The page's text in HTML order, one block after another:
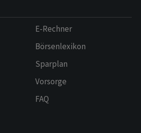
E-Rechner
Börsenlexikon
Sparplan
Vorsorge
FAQ